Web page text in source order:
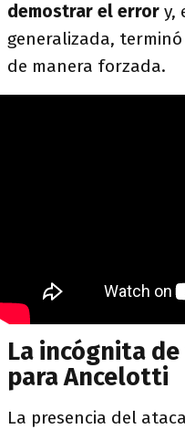
demostrar el error y,
generalizada,
de manera forzada.
La incógnita
para Ancelotti
La presencia del